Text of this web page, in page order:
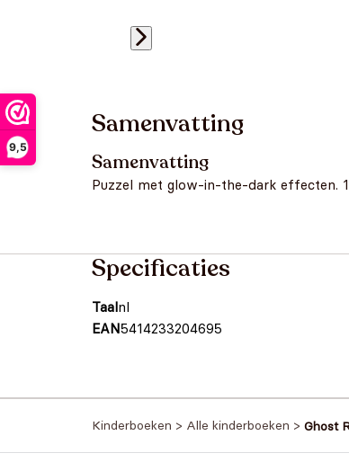
9,5
Samenvatting
Samenvatting
Puzzel met glow-in-the-dark effecten.
Specificaties
Taalnl
EAN5414233204695
Kinderboeken > Alle kinderboeken > Ghost